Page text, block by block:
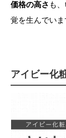
価格の高さ も
覚を生んでいま
アイビー化